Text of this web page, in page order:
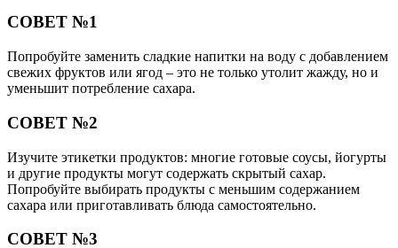
СОВЕТ №1
Попробуйте заменить сладкие напитки на воду с добавлением
свежих фруктов или ягод – это не только утолит жажду, но и
уменьшит потребление сахара.
СОВЕТ №2
Изучите этикетки продуктов: многие готовые соусы, йогурты
и другие продукты могут содержать скрытый сахар.
Попробуйте выбирать продукты с меньшим содержанием
сахара или приготавливать блюда самостоятельно.
СОВЕТ №3